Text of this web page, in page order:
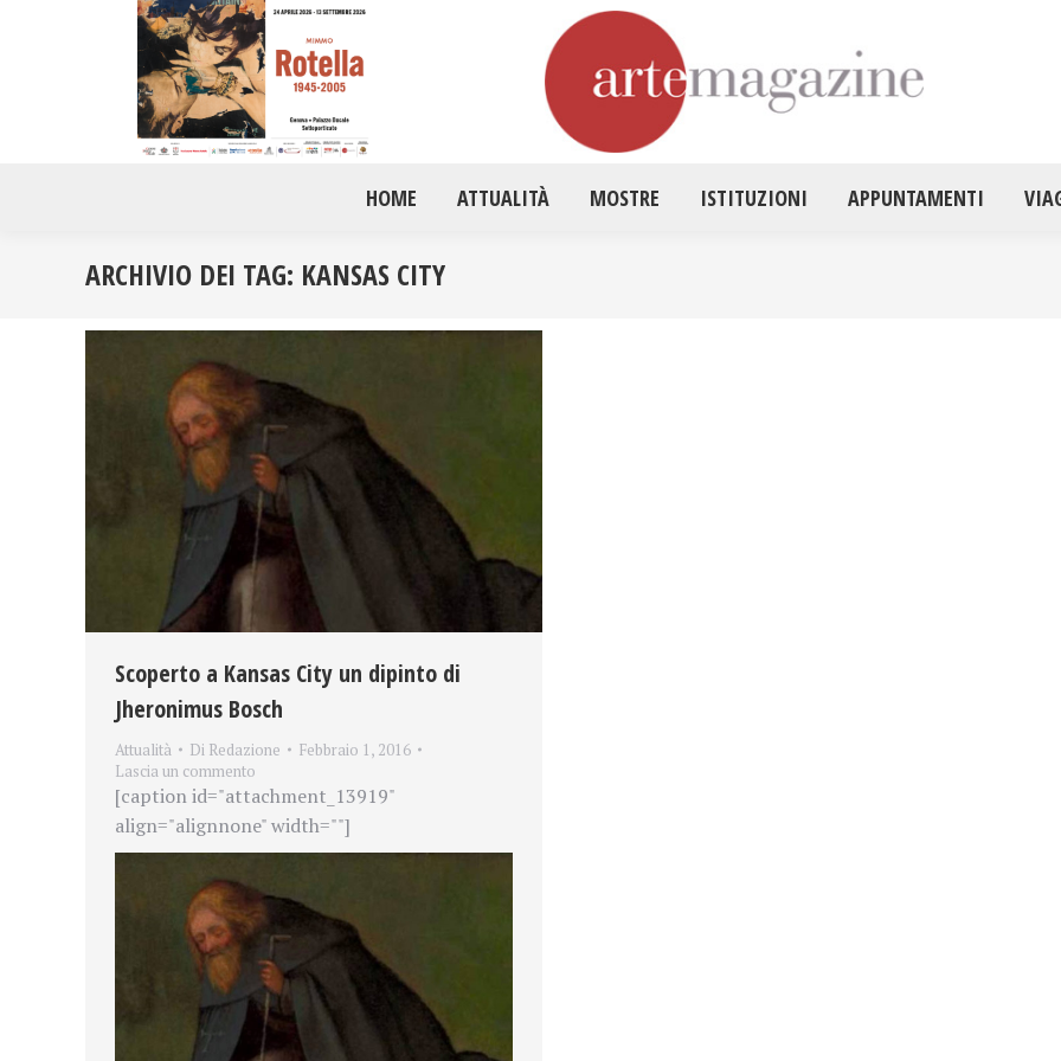
HOME ATTUALITÀ MOSTRE ISTITUZIONI APPUNTAMENTI
ARCHIVIO DEI TAG: KANSAS CITY
Scoperto a Kansas City un dipinto di
Jheronimus Bosch
Attualità Di Redazione
Febbraio 1, 2016
Lascia un commento
[caption id="attachment_13919"
align="alignnone" width=""]
HOME